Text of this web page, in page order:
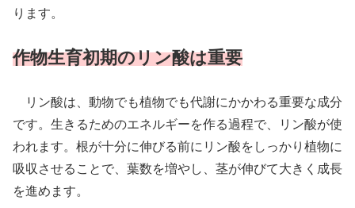
ります。
作物生育初期のリン酸は重要
リン酸は、動物でも植物でも代謝にかかわる重要な成分
です。生きるためのエネルギーを作る過程で、リン酸が使
われます。根が十分に伸びる前にリン酸をしっかり植物に
吸収させることで、葉数を増やし、茎が伸びて大きく成長
を進めます。